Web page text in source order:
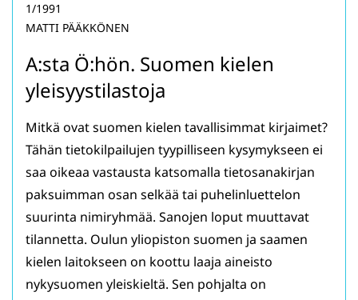
A:sta Ö:hön. Suomen kielen
yleisyystilastoja
1/1991
MATTI PÄÄKKÖNEN
Mitkä ovat suomen kielen tavallisimmat kirjaimet?
Tähän tietokilpailujen tyypilliseen kysymykseen ei
saa oikeaa vastausta katsomalla tietosanakirjan
paksuimman osan selkää tai puhelinluettelon
suurinta nimiryhmää. Sanojen loput muuttavat
tilannetta. Oulun yliopiston suomen ja saamen
kielen laitokseen on koottu laaja aineisto
nykysuomen yleiskieltä. Sen pohjalta on